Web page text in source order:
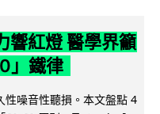
響紅燈 醫學界籲
」鐵律
性噪音性聽損。本文盤點 4